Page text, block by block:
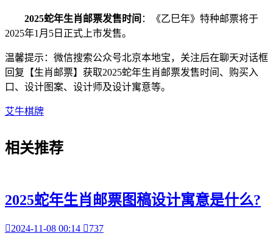
2025蛇年生肖邮票发售时间 ：《乙巳年》特种邮票将于
2025年1月5日正式上市发售。
温馨提示：微信搜索公众号北京本地宝，关注后在聊天对话框
回复【生肖邮票】获取2025蛇年生肖邮票发售时间、购买入
口、设计图案、设计师及设计寓意等。
艾牛棋牌
相关推荐
2025蛇年生肖邮票图稿设计寓意是什么?
2024-11-08 00:14 737